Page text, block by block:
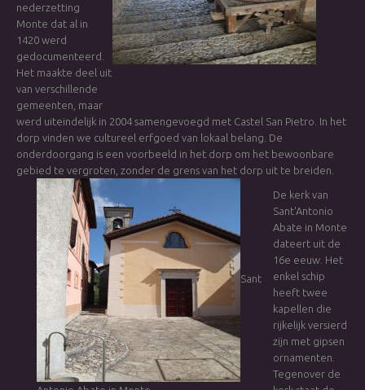
nederzetting
Monte dat al in
1420 werd
gedocumenteerd.
Het maakte deel uit
van verschillende
gemeenten, maar
werd uiteindelijk in 2004 samengevoegd met Castel San Pietro. In het
dorp vinden we cultureel erfgoed van lokaal belang. De
onderdoorgang is een voorbeeld in het dorp om het bewoonbare
gebied te vergroten, zonder de grens van het dorp uit te breiden.
Sant
De kerk van
Sant'Antonio
Abate in Monte
dateert uit de
16e eeuw. Het
enkel schip
heeft twee
kapellen die
rijkelijk versierd
zijn met gipsen
ornamenten.
Tegenover de